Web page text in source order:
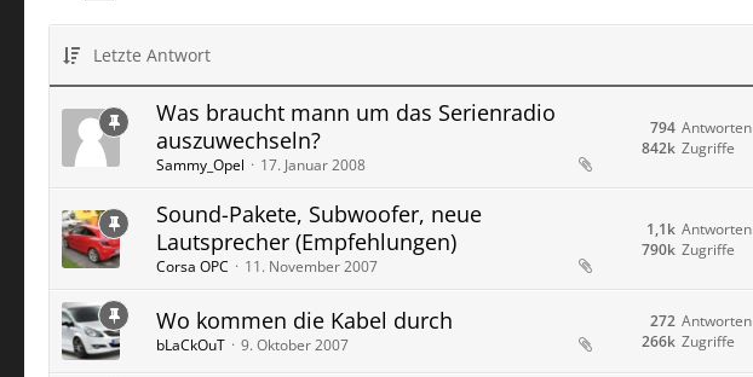
Letzte Antwort
Was braucht mann um das Serienradio
auszuwechseln?
Sammy_Opel 17. Januar 2008
Antworten
794
Zugriffe
842k
Sound-Pakete, Subwoofer, neue
Lautsprecher (Empfehlungen)
Corsa OPC 11. November 2007
Antworten
1,1k
Zugriffe
790k
Wo kommen die Kabel durch
bLaCkOuT 9. Oktober 2007
Antworten
272
Zugriffe
266k